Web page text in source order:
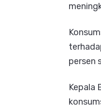
persen
Kepala